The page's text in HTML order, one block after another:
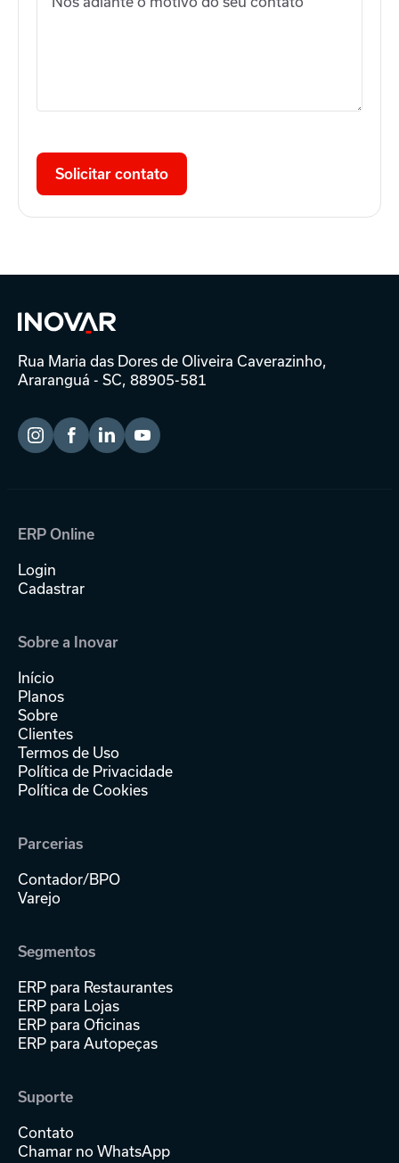
Solicitar contato
Rua Maria das Dores de Oliveira Caverazinho,
Araranguá - SC, 88905-581
ERP Online
Login
Cadastrar
Sobre a Inovar
Início
Planos
Sobre
Clientes
Termos de Uso
Política de Privacidade
Política de Cookies
Parcerias
Contador/BPO
Varejo
Segmentos
ERP para Restaurantes
ERP para Lojas
ERP para Oficinas
ERP para Autopeças
Suporte
Contato
Chamar no WhatsApp